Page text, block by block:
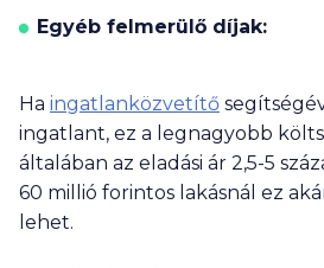
Egyéb felmerülő díjak:
Ha ingatlanközvetítő
ingatlant, ez a legnagyobb
általában az eladási ár 2,5-5
60 millió forintos lakásnál ez
lehet.